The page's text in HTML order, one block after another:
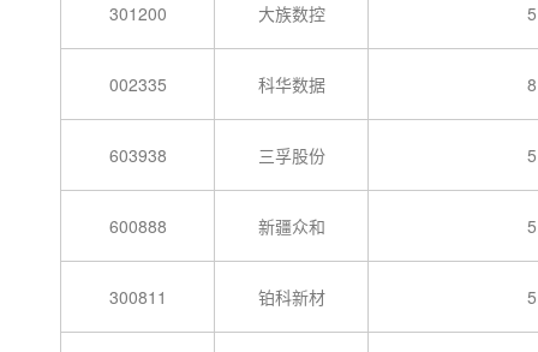
301200 大族数控 5
002335 科华数据 8
603938 三孚股份 5
600888 新疆众和 5
300811 铂科新材 5